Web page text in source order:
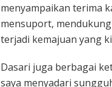
menyampaikan terima
mensuport,
terjadi kemajuan yang
Dasari juga berbagai
saya menyadari